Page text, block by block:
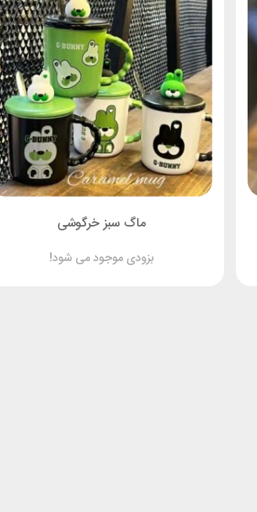
ماگ سبز خرگوشی
بزودی موجود می شود!